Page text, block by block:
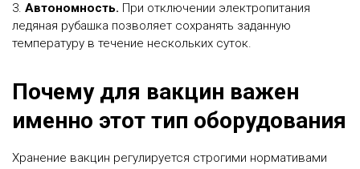
Автономность. При отключении электропитания
ледяная рубашка позволяет сохранять заданную
температуру в течение нескольких суток.
Почему для вакцин важен
именно этот тип оборудования
Хранение вакцин регулируется строгими нормативами